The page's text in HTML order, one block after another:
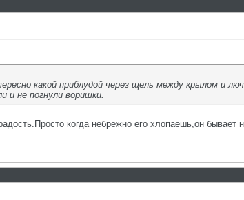
какой приблудой через щель между крылом и
и не погнули воришки.
когда небрежно его хлопаешь,он бывает